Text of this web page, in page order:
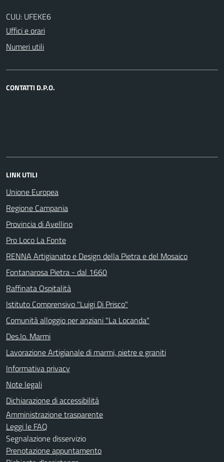
CUU: UFEKE6
Uffici e orari
Numeri utili
CONTATTI D.P.O.
LINK UTILI
Unione Europea
Regione Campania
Provincia di Avellino
Pro Loco La Fonte
RENNA Artigianato e Design della Pietra e del Mosaico
Fontanarosa Pietra - dal 1660
Raffinata Ospitalità
Istituto Comprensivo "Luigi Di Prisco"
Comunità alloggio per anziani "La Locanda"
Des.Io. Marmi
Lavorazione Artigianale di marmi, pietre e graniti
Informativa privacy
Note legali
Dichiarazione di accessibilità
Amministrazione trasparente
Leggi le FAQ
Segnalazione disservizio
Prenotazione appuntamento